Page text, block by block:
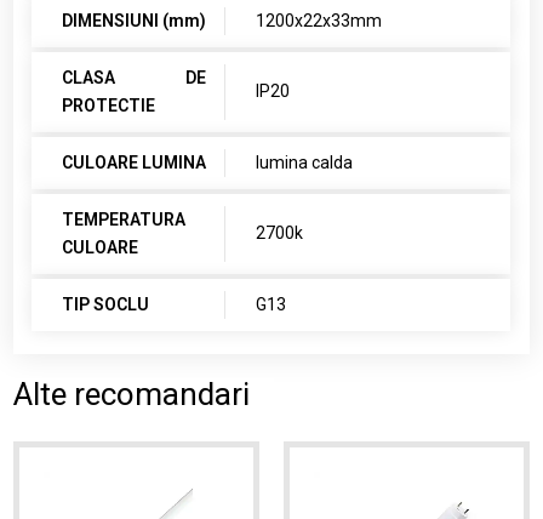
DIMENSIUNI (mm) 1200x22x33mm
CLASA DE
PROTECTIE
IP20
CULOARE LUMINA lumina calda
TEMPERATURA
CULOARE
2700k
TIP SOCLU G13
Alte recomandari